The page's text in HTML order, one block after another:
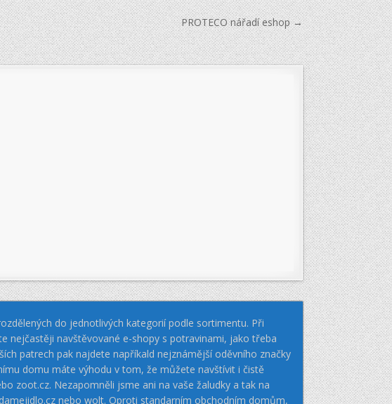
PROTECO nářadí eshop →
do jednotlivých kategorií podle sortimentu. Při
nejčastěji navštěvované e-shopy s potravinami, jako třeba
patrech pak najdete napříkald nejznámější oděvního značky
domu máte výhodu v tom, že můžete navštívit i čistě
zoot.cz. Nezapomněli jsme ani na vaše žaludky a tak na
nebo wolt. Oproti standarním obchodním domům,